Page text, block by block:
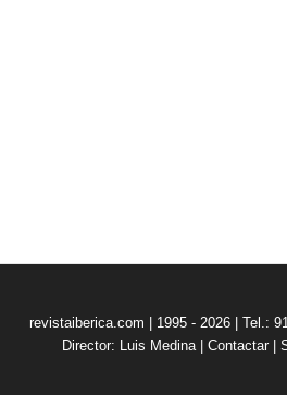
revistaiberica.com | 1995 - 2026 | Tel.:
Director: Luis Medina | Contactar |